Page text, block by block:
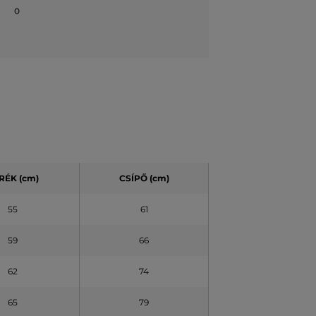
0
(cm) CSÍPŐ (cm)
55 61
59 66
62 74
65 79